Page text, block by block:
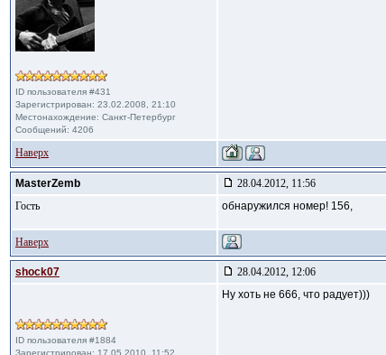
ID пользователя #431
Зарегистрирован: 23.02.2008, 21:10
Местонахождение: Санкт-Петербург
Сообщений: 4206
Наверх
MasterZemb
28.04.2012, 11:56
Гость
обнаружился номер! 156,
Наверх
shock07 28.04.2012, 12:06
ID пользователя #1884
Зарегистрирован: 17.05.2010, 11:52
Ну хоть не 666, что радует)))